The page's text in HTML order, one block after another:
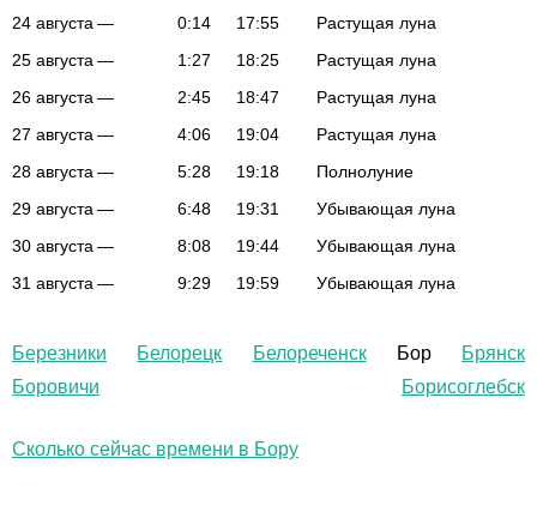
24 августа — 0:14 17:55
Растущая луна
25 августа — 1:27 18:25
Растущая луна
26 августа — 2:45 18:47
Растущая луна
27 августа — 4:06 19:04
Растущая луна
28 августа — 5:28 19:18
Полнолуние
29 августа — 6:48 19:31
Убывающая луна
30 августа — 8:08 19:44
Убывающая луна
31 августа — 9:29 19:59 Убывающая луна
Березники Белорецк Белореченск Бор
Брянск
Боровичи
Борисоглебск
Сколько сейчас времени в Бору